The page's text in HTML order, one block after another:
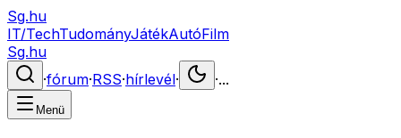
Sg.hu
IT/TechTudományJátékAutóFilm
Sg.hu
·fórum·RSS·hírlevél· ·...
Menü